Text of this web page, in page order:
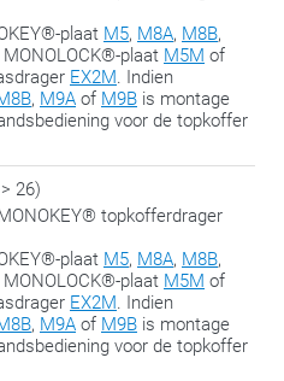
durven veranderen dus, of
houden.
tip:
de juiste plaats zit. Zo hou je
beetje te ‘schuiven’ om
plaat M5, M8A, M8B,
plaat M5M of
EX2M. Indien
, M9A of M9B is montage
voor de topkoffer
26)
topkofferdrager
plaat M5, M8A, M8B,
plaat M5M of
EX2M. Indien
, M9A of M9B is montage
voor de topkoffer